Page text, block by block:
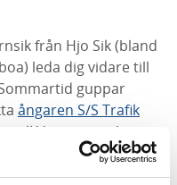
från Hjo Sik (bland
leda dig vidare till
guppar
ångaren S/S Trafik
till Visingsö, och
sorl långt in i den